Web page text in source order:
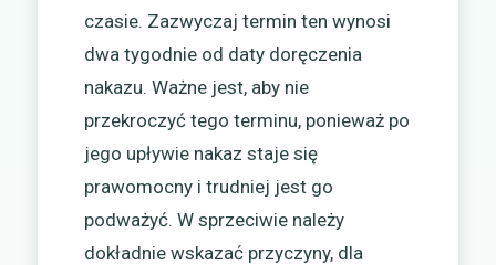
czasie. Zazwyczaj termin ten wynosi
dwa tygodnie od daty doręczenia
nakazu. Ważne jest, aby nie
przekroczyć tego terminu, ponieważ po
jego upływie nakaz staje się
prawomocny i trudniej jest go
podważyć. W sprzeciwie należy
dokładnie wskazać przyczyny, dla